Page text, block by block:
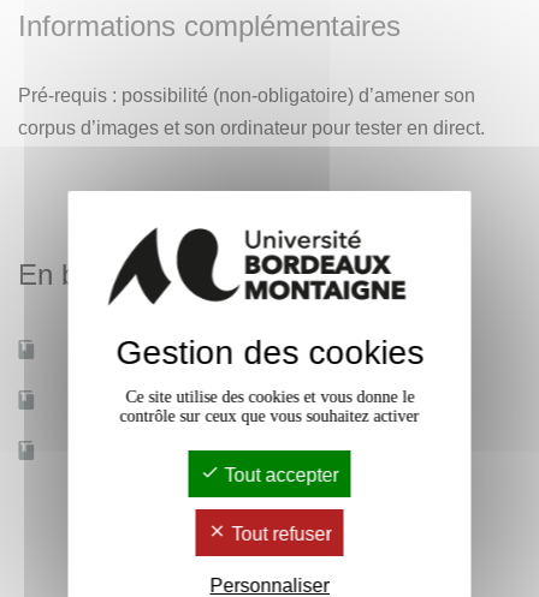
Informations complémentaires
Pré-requis : possibilité (non-obligatoire) d’amener son
corpus d’images et son ordinateur pour tester en direct.
En bref
Mobilité d'études Non
Accessible à distance Non
25
Gestion des cookies
Ce site utilise des cookies et vous donne le
contrôle sur ceux que vous souhaitez activer
Tout accepter
Tout refuser
Personnaliser